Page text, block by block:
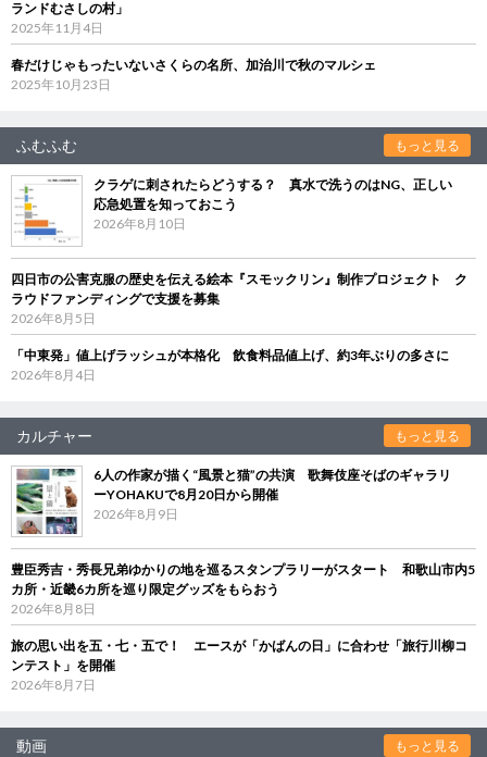
ランドむさしの村」
2025年11月4日
春だけじゃもったいないさくらの名所、加治川で秋のマルシェ
2025年10月23日
ふむふむ もっと見る
クラゲに刺されたらどうする？ 真水で洗うのはNG、正しい
応急処置を知っておこう
2026年8月10日
四日市の公害克服の歴史を伝える絵本『スモックリン』制作プロジェクト ク
ラウドファンディングで支援を募集
2026年8月5日
「中東発」値上げラッシュが本格化 飲食料品値上げ、約3年ぶりの多さに
2026年8月4日
カルチャー もっと見る
6人の作家が描く“風景と猫”の共演 歌舞伎座そばのギャラリ
ーYOHAKUで8月20日から開催
2026年8月9日
豊臣秀吉・秀長兄弟ゆかりの地を巡るスタンプラリーがスタート 和歌山市内5
カ所・近畿6カ所を巡り限定グッズをもらおう
2026年8月8日
旅の思い出を五・七・五で！ エースが「かばんの日」に合わせ「旅行川柳コ
ンテスト」を開催
2026年8月7日
動画 もっと見る